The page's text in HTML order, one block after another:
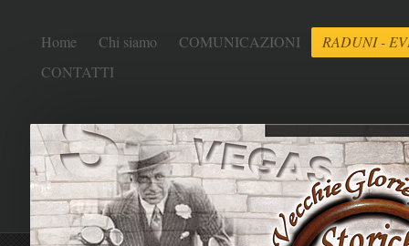
Home Chi siamo COMUNICAZIONI
RADUNI -
CONTATTI